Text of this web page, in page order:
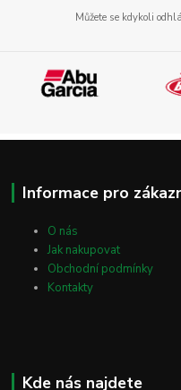
Můžete se kdykoli
Informace pro
O nás
Jak nakupovat
Obchodní podmínky
Kontakty
Kde nás najdete